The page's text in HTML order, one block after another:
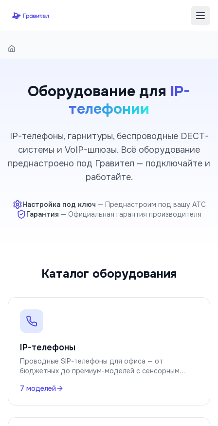
Оборудование для IP-
телефонии
IP-телефоны, гарнитуры, беспроводные DECT-
системы и VoIP-шлюзы. Всё оборудование
преднастроено под Гравител — подключайте и
работайте.
Настройка под ключ — Преднастроим под вашу АТС
Гарантия — Официальная гарантия производителя
Каталог оборудования
IP-телефоны
Проводные SIP-телефоны для офиса — от
бюджетных до премиум-моделей с сенсорным
7 моделей